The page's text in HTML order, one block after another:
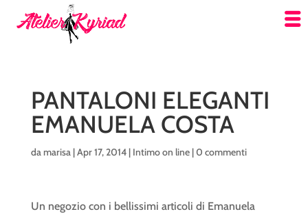
PANTALONI ELEGANTI
EMANUELA COSTA
damarisa|Apr 17, 2014| Intimo on line|0 commenti
Un negozio con i bellissimi articoli di Emanuela